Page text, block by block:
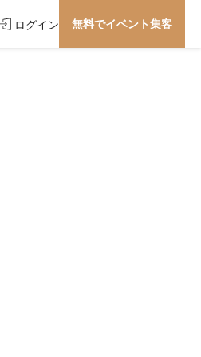
ログイン 無料でイベント集客